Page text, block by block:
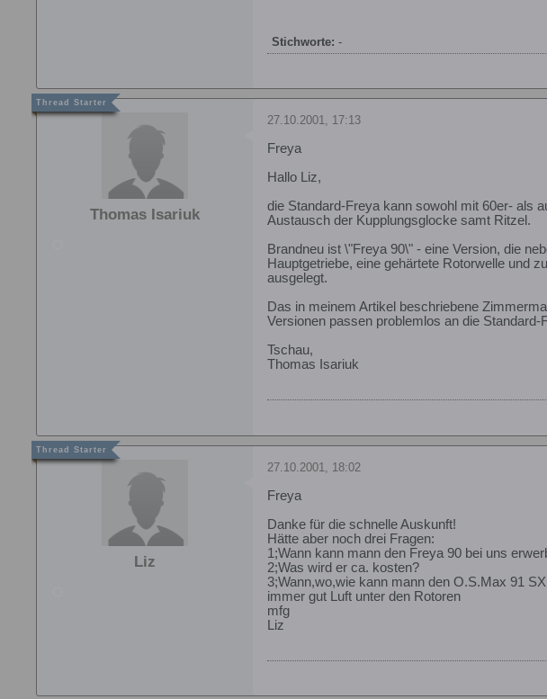
Stichworte: -
Thomas Isariuk
27.10.2001, 17:13
Freya
Hallo Liz,
die Standard-Freya kann sowohl mit 60er- als
Austausch der Kupplungsglocke samt Ritzel.
Brandneu ist \"Freya 90\" - eine Version, die
Hauptgetriebe, eine gehärtete Rotorwelle und
ausgelegt.
Das in meinem Artikel beschriebene
Versionen passen problemlos an die
Tschau,
Thomas Isariuk
Liz
27.10.2001, 18:02
Freya
Danke für die schnelle Auskunft!
Hätte aber noch drei Fragen:
1;Wann kann mann den Freya 90 bei uns
2;Was wird er ca. kosten?
3;Wann,wo,wie kann mann den O.S.Max 91
immer gut Luft unter den Rotoren
mfg
Liz